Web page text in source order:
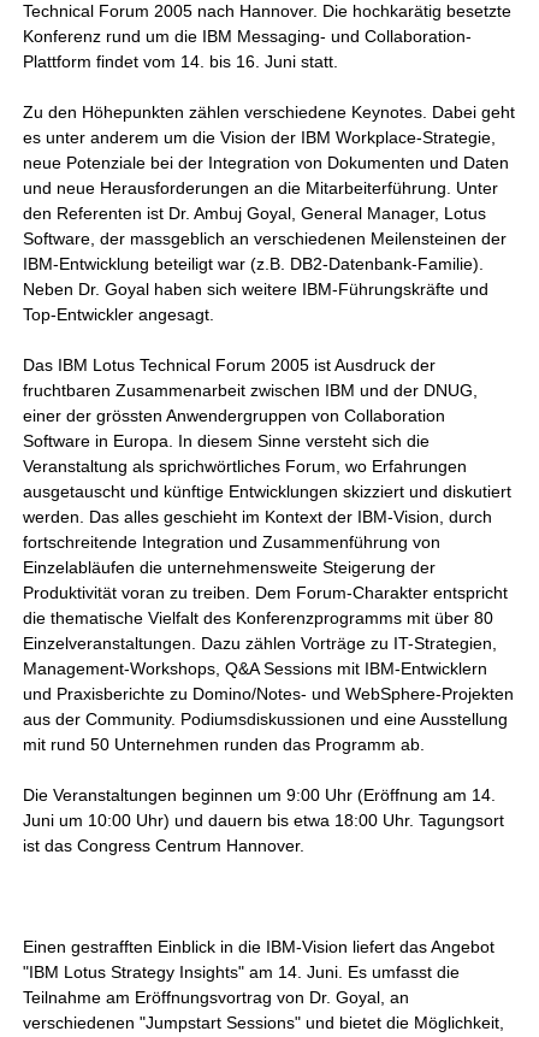
Technical Forum 2005 nach Hannover. Die hochkarätig besetzte
Konferenz rund um die IBM Messaging- und Collaboration-
Plattform findet vom 14. bis 16. Juni statt.
Zu den Höhepunkten zählen verschiedene Keynotes. Dabei geht
es unter anderem um die Vision der IBM Workplace-Strategie,
neue Potenziale bei der Integration von Dokumenten und Daten
und neue Herausforderungen an die Mitarbeiterführung. Unter
den Referenten ist Dr. Ambuj Goyal, General Manager, Lotus
Software, der massgeblich an verschiedenen Meilensteinen der
IBM-Entwicklung beteiligt war (z.B. DB2-Datenbank-Familie).
Neben Dr. Goyal haben sich weitere IBM-Führungskräfte und
Top-Entwickler angesagt.
Das IBM Lotus Technical Forum 2005 ist Ausdruck der
fruchtbaren Zusammenarbeit zwischen IBM und der DNUG,
einer der grössten Anwendergruppen von Collaboration
Software in Europa. In diesem Sinne versteht sich die
Veranstaltung als sprichwörtliches Forum, wo Erfahrungen
ausgetauscht und künftige Entwicklungen skizziert und diskutiert
werden. Das alles geschieht im Kontext der IBM-Vision, durch
fortschreitende Integration und Zusammenführung von
Einzelabläufen die unternehmensweite Steigerung der
Produktivität voran zu treiben. Dem Forum-Charakter entspricht
die thematische Vielfalt des Konferenzprogramms mit über 80
Einzelveranstaltungen. Dazu zählen Vorträge zu IT-Strategien,
Management-Workshops, Q&A Sessions mit IBM-Entwicklern
und Praxisberichte zu Domino/Notes- und WebSphere-Projekten
aus der Community. Podiumsdiskussionen und eine Ausstellung
mit rund 50 Unternehmen runden das Programm ab.
Die Veranstaltungen beginnen um 9:00 Uhr (Eröffnung am 14.
Juni um 10:00 Uhr) und dauern bis etwa 18:00 Uhr. Tagungsort
ist das Congress Centrum Hannover.
Einen gestrafften Einblick in die IBM-Vision liefert das Angebot
"IBM Lotus Strategy Insights" am 14. Juni. Es umfasst die
Teilnahme am Eröffnungsvortrag von Dr. Goyal, an
verschiedenen "Jumpstart Sessions" und bietet die Möglichkeit,